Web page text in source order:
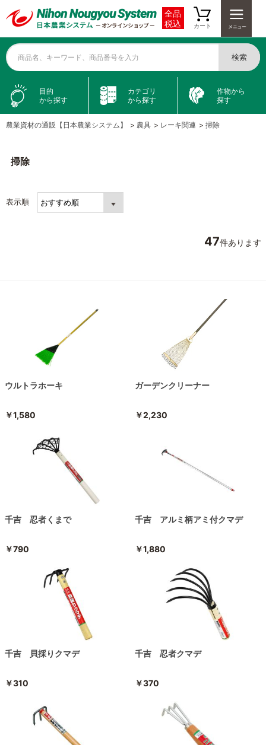
全品
税込
カート
商品名、キーワード、商品番号を入力 検索
目的
から探す
カテゴリ
から探す
作物から
探す
農業資材の通販【日本農業システム】 > 農具 > レーキ関連 > 掃除
掃除
表示順
47件あります
ウルトラホーキ
￥1,580
ガーデンクリーナー
￥2,230
千吉 忍者くまで
￥790
千吉 アルミ柄アミ付クマデ
￥1,880
千吉 貝採りクマデ
￥310
千吉 忍者クマデ
￥370